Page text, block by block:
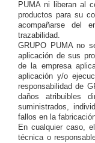
PUMA ni liberan al
productos para su
acompañarse del
trazabilidad.
GRUPO PUMA no
aplicación de sus
de la empresa
aplicación y/o
responsabilidad de
daños atribuibles
suministrados,
fallos en la
En cualquier caso,
técnica o